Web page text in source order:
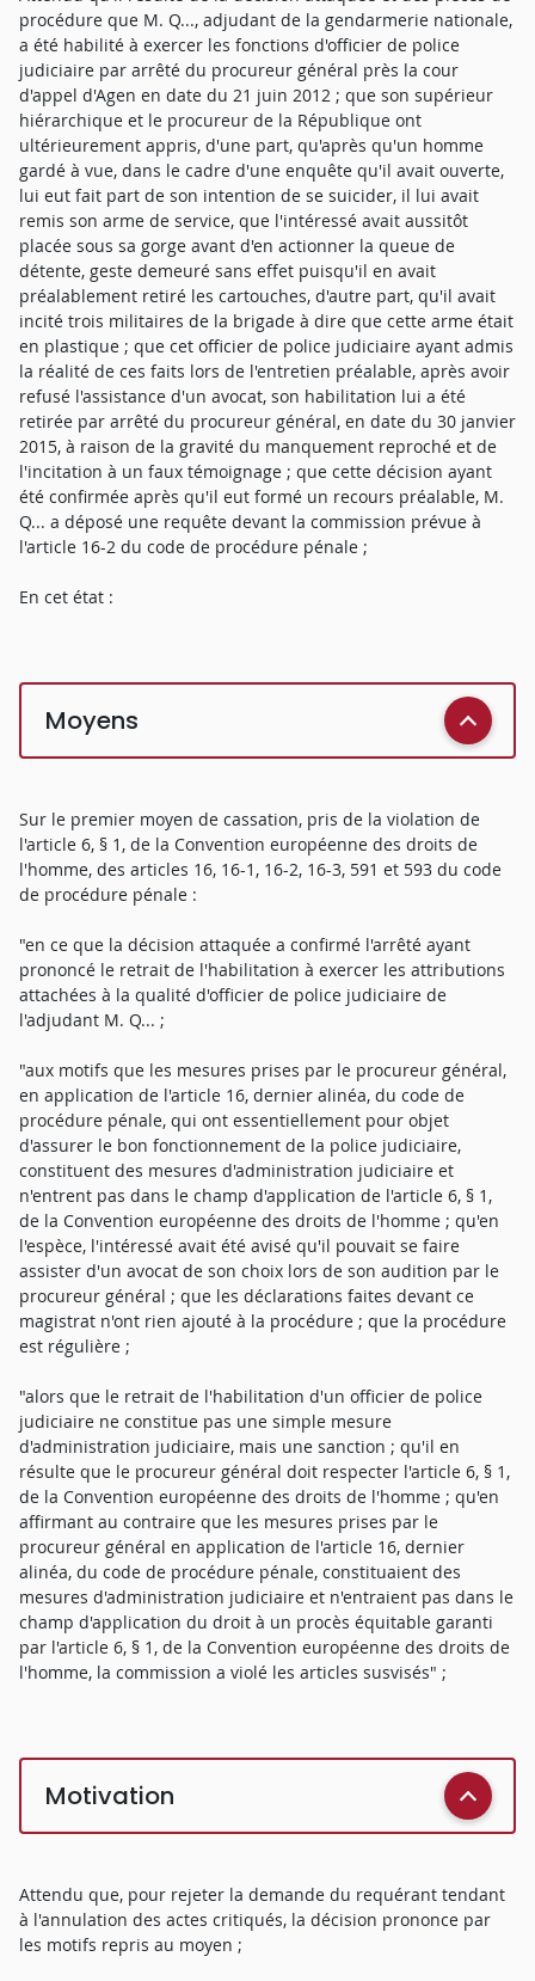
procédure que M. Q..., adjudant de la gendarmerie nationale,
a été habilité à exercer les fonctions d'officier de police
judiciaire par arrêté du procureur général près la cour
d'appel d'Agen en date du 21 juin 2012 ; que son supérieur
hiérarchique et le procureur de la République ont
ultérieurement appris, d'une part, qu'après qu'un homme
gardé à vue, dans le cadre d'une enquête qu'il avait ouverte,
lui eut fait part de son intention de se suicider, il lui avait
remis son arme de service, que l'intéressé avait aussitôt
placée sous sa gorge avant d'en actionner la queue de
détente, geste demeuré sans effet puisqu'il en avait
préalablement retiré les cartouches, d'autre part, qu'il avait
incité trois militaires de la brigade à dire que cette arme était
en plastique ; que cet officier de police judiciaire ayant admis
la réalité de ces faits lors de l'entretien préalable, après avoir
refusé l'assistance d'un avocat, son habilitation lui a été
retirée par arrêté du procureur général, en date du 30 janvier
2015, à raison de la gravité du manquement reproché et de
l'incitation à un faux témoignage ; que cette décision ayant
été confirmée après qu'il eut formé un recours préalable, M.
Q... a déposé une requête devant la commission prévue à
l'article 16-2 du code de procédure pénale ;
En cet état :
Moyens
Sur le premier moyen de cassation, pris de la violation de
l'article 6, § 1, de la Convention européenne des droits de
l'homme, des articles 16, 16-1, 16-2, 16-3, 591 et 593 du code
de procédure pénale :
"en ce que la décision attaquée a confirmé l'arrêté ayant
prononcé le retrait de l'habilitation à exercer les attributions
attachées à la qualité d'officier de police judiciaire de
l'adjudant M. Q... ;
"aux motifs que les mesures prises par le procureur général,
en application de l'article 16, dernier alinéa, du code de
procédure pénale, qui ont essentiellement pour objet
d'assurer le bon fonctionnement de la police judiciaire,
constituent des mesures d'administration judiciaire et
n'entrent pas dans le champ d'application de l'article 6, § 1,
de la Convention européenne des droits de l'homme ; qu'en
l'espèce, l'intéressé avait été avisé qu'il pouvait se faire
assister d'un avocat de son choix lors de son audition par le
procureur général ; que les déclarations faites devant ce
magistrat n'ont rien ajouté à la procédure ; que la procédure
est régulière ;
"alors que le retrait de l'habilitation d'un officier de police
judiciaire ne constitue pas une simple mesure
d'administration judiciaire, mais une sanction ; qu'il en
résulte que le procureur général doit respecter l'article 6, § 1,
de la Convention européenne des droits de l'homme ; qu'en
affirmant au contraire que les mesures prises par le
procureur général en application de l'article 16, dernier
alinéa, du code de procédure pénale, constituaient des
mesures d'administration judiciaire et n'entraient pas dans le
champ d'application du droit à un procès équitable garanti
par l'article 6, § 1, de la Convention européenne des droits de
l'homme, la commission a violé les articles susvisés" ;
Motivation
Attendu que, pour rejeter la demande du requérant tendant
à l'annulation des actes critiqués, la décision prononce par
les motifs repris au moyen ;